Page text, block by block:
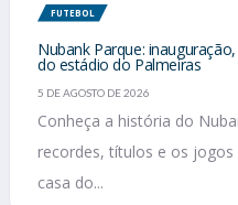
FUTEBOL
Nubank Parque:
do estádio do Palmeiras
5 DE AGOSTO DE 2026
Conheça a história do
recordes, títulos e os
casa do...